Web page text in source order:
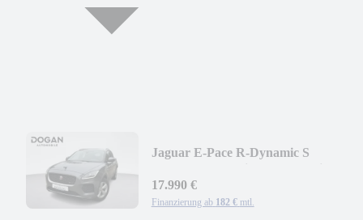
Jaguar E-Pace R-Dynamic S
17.990 €
Finanzierung ab 182 € mtl.